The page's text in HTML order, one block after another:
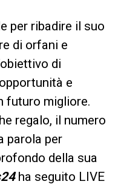
per ribadire il suo
di orfani e
di
e
futuro migliore.
regalo, il numero
parola per
della sua
ha seguito LIVE